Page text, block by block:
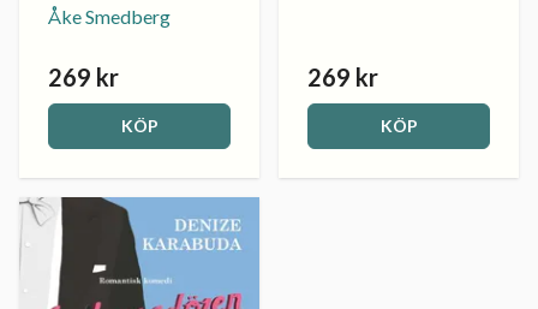
Åke Smedberg
269 kr
KÖP
269 kr
KÖP